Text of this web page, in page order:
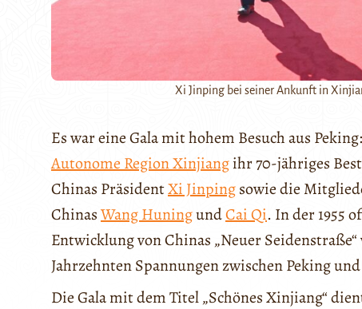
Xi Jinping bei seiner Ankunft in
Es war eine Gala mit hohem Besuch aus
Autonome Region Xinjiangihr 70-jähriges
Chinas PräsidentXi Jinpingsowie die
ChinasWang HuningundCai Qi. In der 1955
Entwicklung von Chinas „Neuer
Jahrzehnten Spannungen zwischen Peking
Die Gala mit dem Titel „Schönes Xinjiang“